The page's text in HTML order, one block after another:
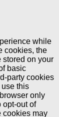
while
cookies, the
stored on your
basic
party cookies
this
only
opt-out of
cookies may